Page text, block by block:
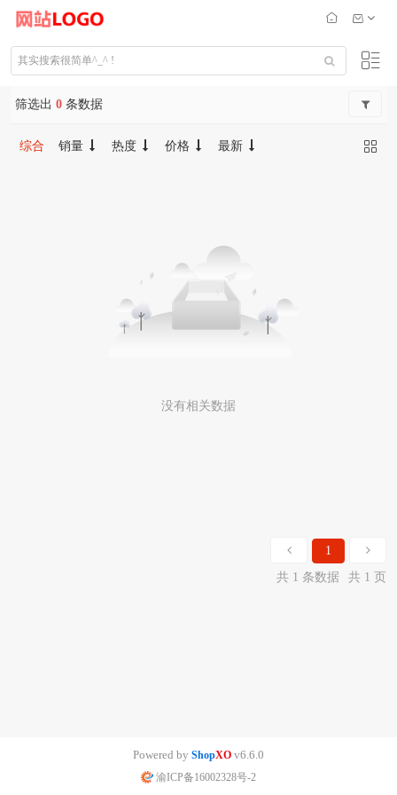
筛选出 0 条数据
综合 销量 热度 价格 最新
没有相关数据
1
共 1 条数据
共 1 页
Powered by ShopXO v6.6.0
渝ICP备16002328号-2